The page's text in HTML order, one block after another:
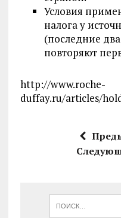
Условия
налога у
(последние
повторяют
http://www.roche-
duffay.ru/articles/